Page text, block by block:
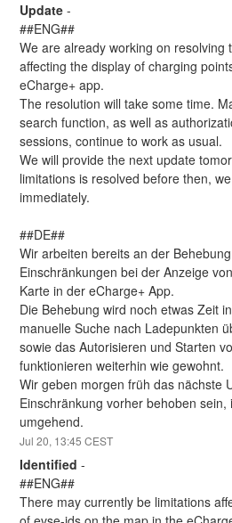
Update -
##ENG##
We are already working on resolving
affecting the display of charging
eCharge+ app.
The resolution will take some time.
search function, as well as
sessions, continue to work as usual.
We will provide the next update
limitations is resolved before then,
immediately.
##DE##
Wir arbeiten bereits an der
Einschränkungen bei der Anzeige
Karte in der eCharge+ App.
Die Behebung wird noch etwas Zeit
manuelle Suche nach Ladepunkten
sowie das Autorisieren und Starten
funktionieren weiterhin wie gewohnt.
Wir geben morgen früh das nächste
Einschränkung vorher behoben sein,
umgehend.
Jul20, 13:45 CEST
Identified -
##ENG##
There may currently be limitations